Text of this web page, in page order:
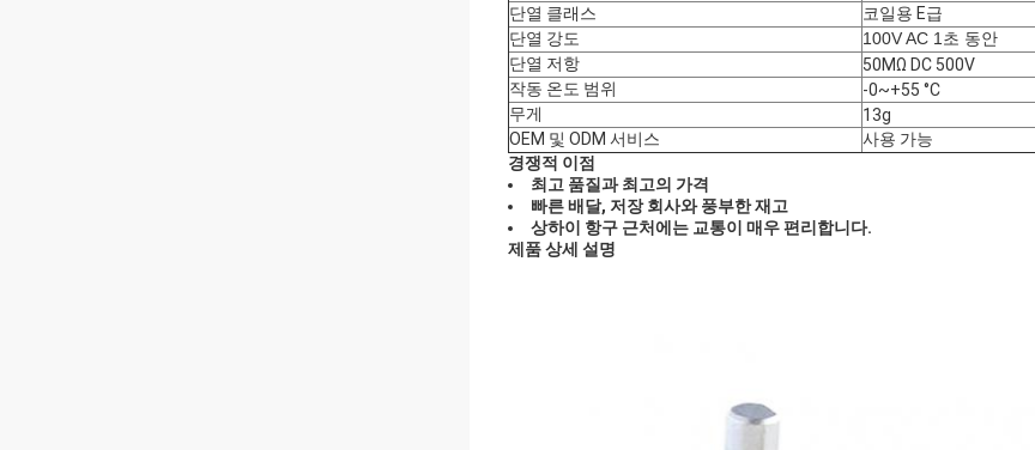
단열 클래스
코일용 E급
단열 강도
100V AC 1초 동안
단열 저항
50MΩ DC 500V
작동 온도 범위
-0~+55 °C
무게
13g
OEM 및 ODM 서비스
사용 가능
경쟁적 이점
최고 품질과 최고의 가격
빠른 배달, 저장 회사와 풍부한 재고
상하이 항구 근처에는 교통이 매우 편리합니다.
제품 상세 설명